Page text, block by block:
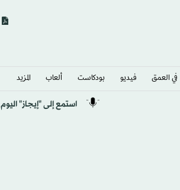
في العمق فيديو بودكاست ألعاب المزيد
استمع إلى "إيجاز" اليوم